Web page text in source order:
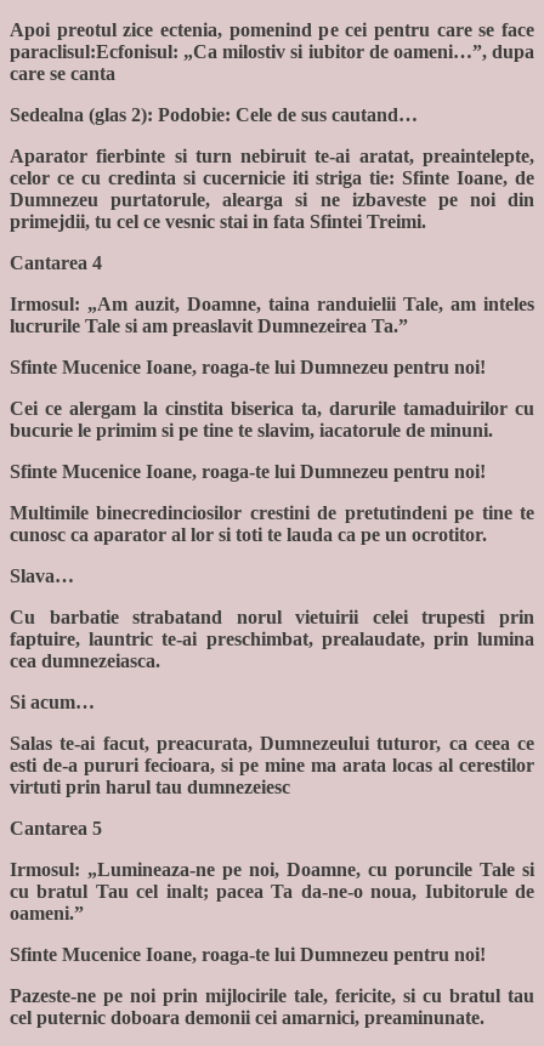
Apoi preotul zice ectenia, pomenind pe cei pentru care se face
paraclisul:Ecfonisul: „Ca milostiv si iubitor de oameni…”, dupa
care se canta
Sedealna (glas 2): Podobie: Cele de sus cautand…
Aparator fierbinte si turn nebiruit te-ai aratat, preaintelepte,
celor ce cu credinta si cucernicie iti striga tie: Sfinte Ioane, de
Dumnezeu purtatorule, alearga si ne izbaveste pe noi din
primejdii, tu cel ce vesnic stai in fata Sfintei Treimi.
Cantarea 4
Irmosul: „Am auzit, Doamne, taina randuielii Tale, am inteles
lucrurile Tale si am preaslavit Dumnezeirea Ta.”
Sfinte Mucenice Ioane, roaga-te lui Dumnezeu pentru noi!
Cei ce alergam la cinstita biserica ta, darurile tamaduirilor cu
bucurie le primim si pe tine te slavim, iacatorule de minuni.
Sfinte Mucenice Ioane, roaga-te lui Dumnezeu pentru noi!
Multimile binecredinciosilor crestini de pretutindeni pe tine te
cunosc ca aparator al lor si toti te lauda ca pe un ocrotitor.
Slava…
Cu barbatie strabatand norul vietuirii celei trupesti prin
faptuire, launtric te-ai preschimbat, prealaudate, prin lumina
cea dumnezeiasca.
Si acum…
Salas te-ai facut, preacurata, Dumnezeului tuturor, ca ceea ce
esti de-a pururi fecioara, si pe mine ma arata locas al cerestilor
virtuti prin harul tau dumnezeiesc
Cantarea 5
Irmosul: „Lumineaza-ne pe noi, Doamne, cu poruncile Tale si
cu bratul Tau cel inalt; pacea Ta da-ne-o noua, Iubitorule de
oameni.”
Sfinte Mucenice Ioane, roaga-te lui Dumnezeu pentru noi!
Pazeste-ne pe noi prin mijlocirile tale, fericite, si cu bratul tau
cel puternic doboara demonii cei amarnici, preaminunate.